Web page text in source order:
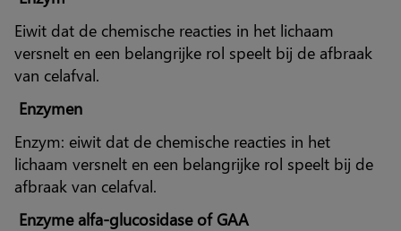
Eiwit dat de chemische reacties in het lichaam
versnelt en een belangrijke rol speelt bij de afbraak
van celafval.
Enzymen
Enzym: eiwit dat de chemische reacties in het
lichaam versnelt en een belangrijke rol speelt bij de
afbraak van celafval.
Enzyme alfa‑glucosidase of GAA